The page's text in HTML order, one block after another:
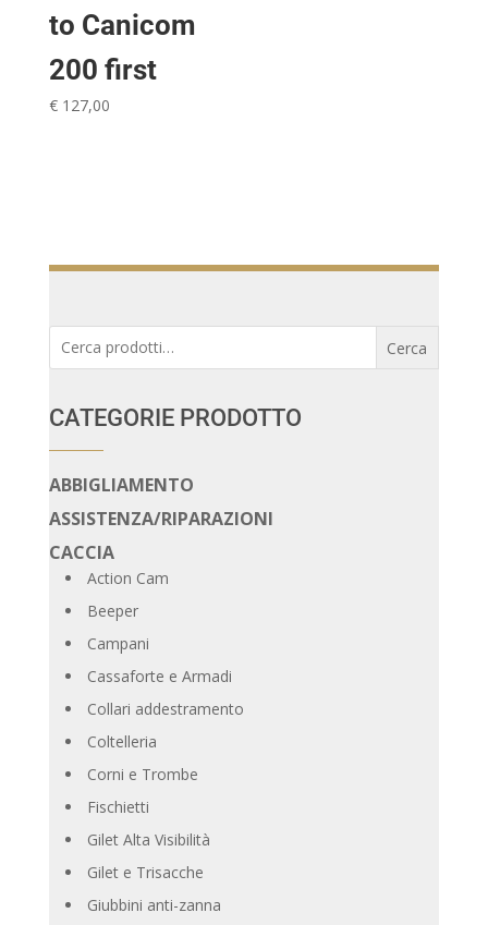
to Canicom
200 first
€127,00
Cerca
CATEGORIE PRODOTTO
ABBIGLIAMENTO
ASSISTENZA/RIPARAZIONI
CACCIA
Action Cam
Beeper
Campani
Cassaforte e Armadi
Collari addestramento
Coltelleria
Corni e Trombe
Fischietti
Gilet Alta Visibilità
Gilet e Trisacche
Giubbini anti-zanna